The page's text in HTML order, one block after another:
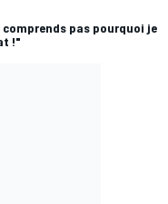
comprends pas pourquoi je
!"